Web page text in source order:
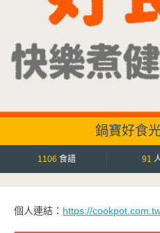
鍋寶好食
1106 食譜 91
個人連結： https://